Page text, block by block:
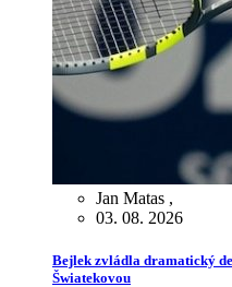
Jan Matas ,
03. 08. 2026
Bejlek zvládla dramatický
Šwiatekovou